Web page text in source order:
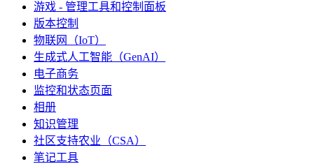
游戏 - 管理工具和控制面板
版本控制
物联网（IoT）
生成式人工智能（GenAI）
电子商务
监控和状态页面
相册
知识管理
社区支持农业（CSA）
笔记工具